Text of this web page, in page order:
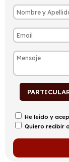
He leído y
Quiero recibir